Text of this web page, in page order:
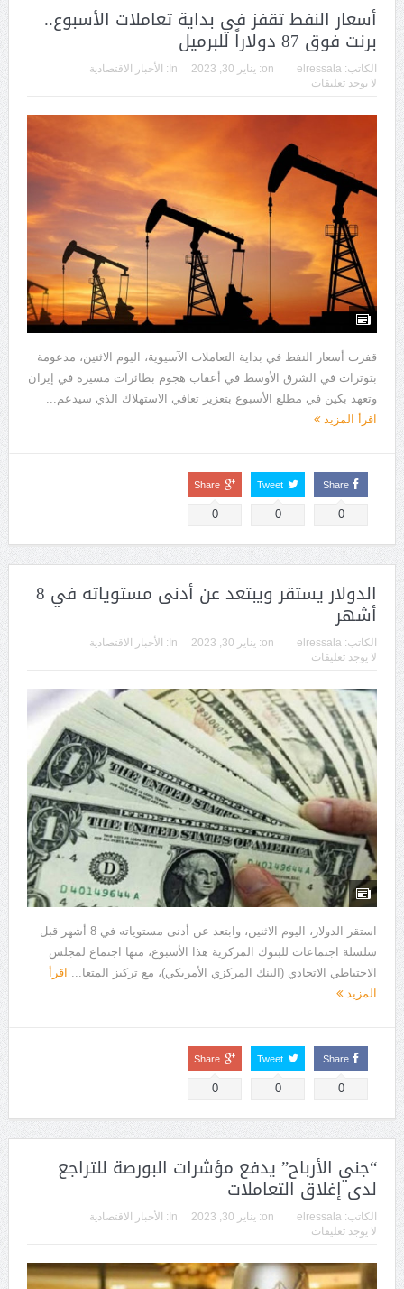
أسعار النفط تقفز في بداية تعاملات الأسبوع..
برنت فوق 87 دولاراً للبرميل
الكاتب: elressala
on: يناير 30, 2023 In:
الأخبار الاقتصادية
لا يوجد تعليقات
قفزت أسعار النفط في بداية التعاملات الآسيوية، اليوم الاثنين، مدعومة
بتوترات في الشرق الأوسط في أعقاب هجوم بطائرات مسيرة في إيران
وتعهد بكين في مطلع الأسبوع بتعزيز تعافي الاستهلاك الذي سيدعم...
اقرأ المزيد
Share
0
Tweet
0
Share
0
الدولار يستقر ويبتعد عن أدنى مستوياته في 8
أشهر
الكاتب: elressala
on: يناير 30, 2023 In:
الأخبار الاقتصادية
لا يوجد تعليقات
استقر الدولار، اليوم الاثنين، وابتعد عن أدنى مستوياته في 8 أشهر قبل
سلسلة اجتماعات للبنوك المركزية هذا الأسبوع، منها اجتماع لمجلس
الاحتياطي الاتحادي (البنك المركزي الأمريكي)، مع تركيز المتعا...
اقرأ
المزيد
Share
0
Tweet
0
Share
0
“جني الأرباح” يدفع مؤشرات البورصة للتراجع
لدى إغلاق التعاملات
الكاتب: elressala
on: يناير 30, 2023 In: الأخبار الاقتصادية
لا يوجد تعليقات